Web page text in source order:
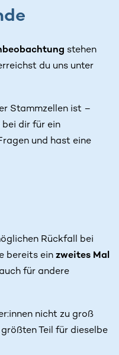
stehen
du uns unter
Stammzellen ist –
bei dir für ein
und hast eine
Rückfall bei
bereits ein zweites Mal
für andere
nicht zu groß
Teil für dieselbe